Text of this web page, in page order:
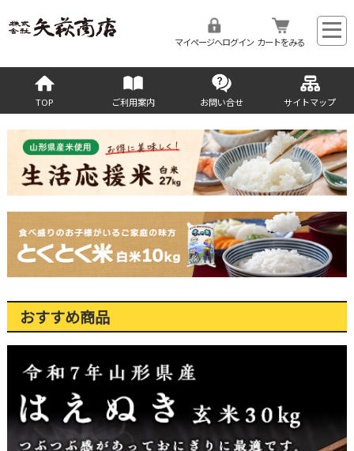
マイページへログイン カートをみる
TOP ご利用案内 お問い合せ サイトマップ
おすすめ商品